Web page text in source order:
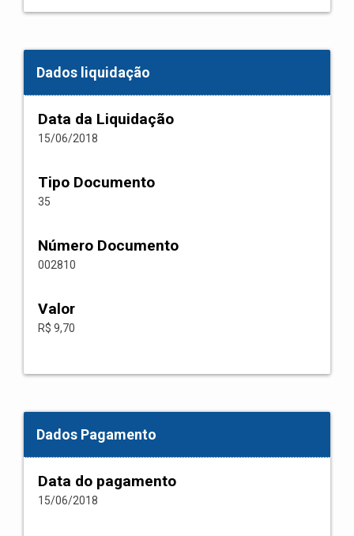
Dados liquidação
Data da Liquidação
15/06/2018
Tipo Documento
35
Número Documento
002810
Valor
R$ 9,70
Dados Pagamento
Data do pagamento
15/06/2018